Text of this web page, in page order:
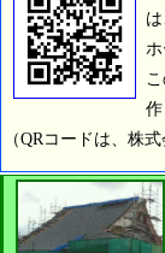
ホ
作
（QRコードは、株